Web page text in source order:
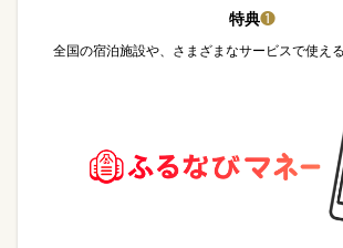
特典❶
全国の宿泊施設や、さまざまなサービスで使え